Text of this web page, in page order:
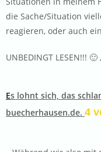
die Sache/Situation
reagieren, oder auch
UNBEDINGT LESEN!!! 🙂
Es lohnt sich, das
buecherhausen.de. 4